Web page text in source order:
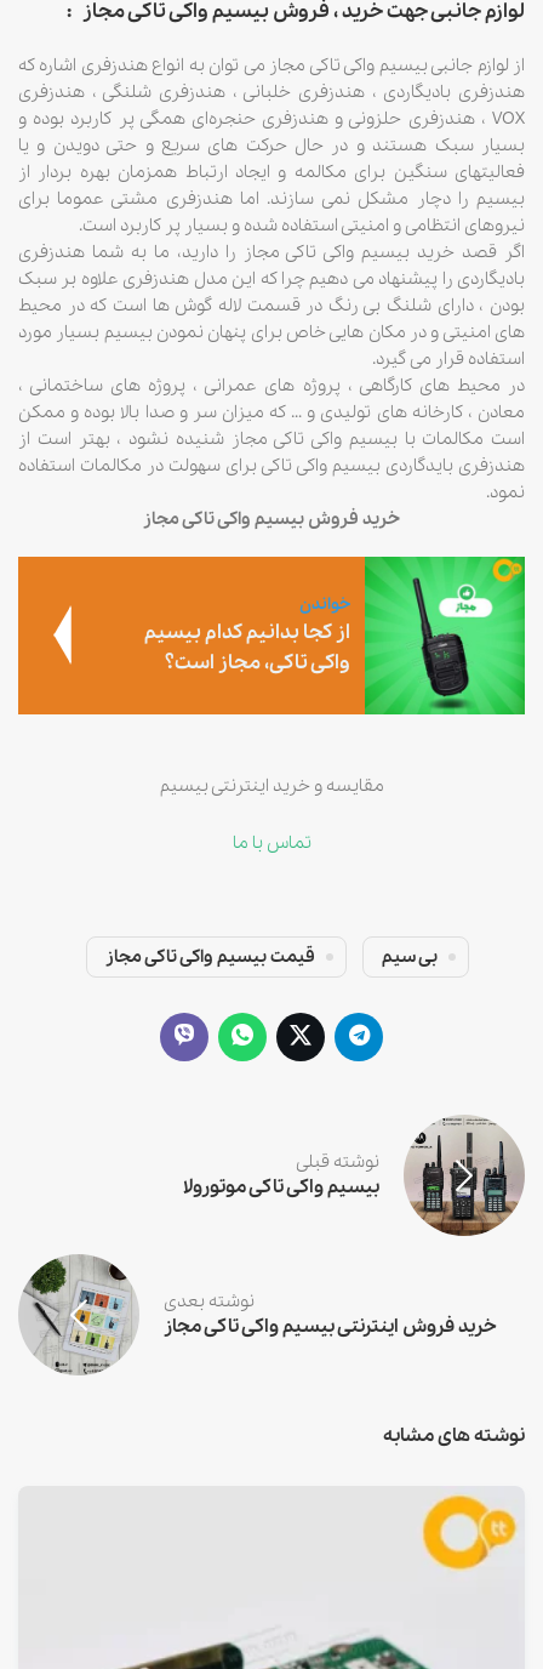
لوازم جانبی جهت خرید ، فروش بیسیم واکی تاکی مجاز :
از لوازم جانبی بیسیم واکی تاکی مجاز می توان به انواع هندزفری اشاره که
هندزفری بادیگاردی ، هندزفری خلبانی ، هندزفری شلنگی ، هندزفری
VOX ، هندزفری حلزونی و هندزفری حنجره‌ای همگی پر کاربرد بوده و
بسیار سبک هستند و در حال حرکت های سریع و حتی دویدن و یا
فعالیتهای سنگین برای مکالمه و ایجاد ارتباط همزمان بهره بردار از
بیسیم را دچار مشکل نمی سازند. اما هندزفری مشتی عموما برای
نیروهای انتظامی و امنیتی استفاده شده و بسیار پر کاربرد است.
اگر قصد خرید بیسیم واکی تاکی مجاز را دارید، ما به شما هندزفری
بادیگاردی را پیشنهاد می دهیم چرا که این مدل هندزفری علاوه بر سبک
بودن ، دارای شلنگ بی رنگ در قسمت لاله گوش ها است که در محیط
های امنیتی و در مکان هایی خاص برای پنهان نمودن بیسیم بسیار مورد
استفاده قرار می گیرد.
در محیط های کارگاهی ، پروژه های عمرانی ، پروژه های ساختمانی ،
معادن ، کارخانه های تولیدی و … که میزان سر و صدا بالا بوده و ممکن
است مکالمات با بیسیم واکی تاکی مجاز شنیده نشود ، بهتر است از
هندزفری بایدگاردی بیسیم واکی تاکی برای سهولت در مکالمات استفاده
نمود.
خرید فروش بیسیم واکی تاکی مجاز
خواندن
از کجا بدانیم کدام بیسیم
واکی تاکی، مجاز است؟
مقایسه و خرید اینترنتی بیسیم
تماس با ما
بی سیم قیمت بیسیم واکی تاکی مجاز
نوشته قبلی
بیسیم واکی تاکی موتورولا
نوشته بعدی
خرید فروش اینترنتی بیسیم واکی تاکی مجاز
نوشته های مشابه